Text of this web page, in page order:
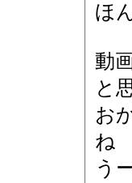
ほ
動
と
お
ね
う